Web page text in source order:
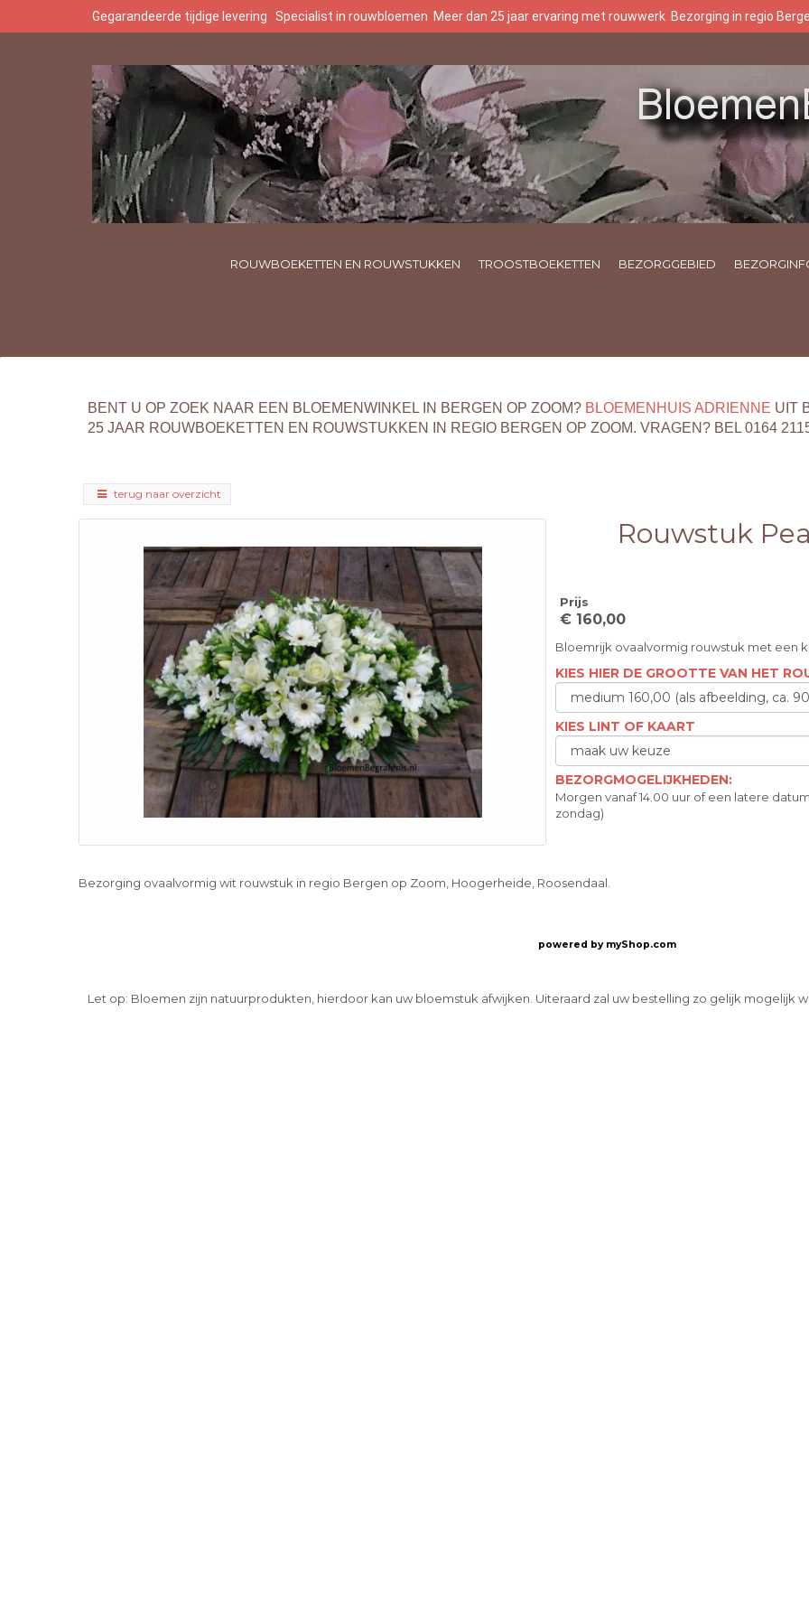
Gegarandeerde tijdige levering Specialist in rouwbloemen Meer dan 25 jaar ervaring met rouwwerk Bezorging in regio
ROUWBOEKETTEN EN ROUWSTUKKEN TROOSTBOEKETTEN BEZORGGEBIED
BENT U OP ZOEK NAAR EEN BLOEMENWINKEL IN BERGEN OP ZOOM? BLOEMENHUIS ADRIENNE UIT
25 JAAR ROUWBOEKETTEN EN ROUWSTUKKEN IN REGIO BERGEN OP ZOOM. VRAGEN? BEL 0164
terug naar overzicht
Rouwstuk
Prijs
€ 160,00
Bloemrijk ovaalvormig rouwstuk met een
KIES HIER DE GROOTTE VAN HET
KIES LINT OF KAART
BEZORGMOGELIJKHEDEN:
Morgen vanaf 14.00 uur of een latere
zondag)
Bezorging ovaalvormig wit rouwstuk in regio Bergen op Zoom, Hoogerheide, Roosendaal.
powered by myShop.com
Let op: Bloemen zijn natuurprodukten, hierdoor kan uw bloemstuk afwijken. Uiteraard zal uw bestelling zo gelijk mogelijk